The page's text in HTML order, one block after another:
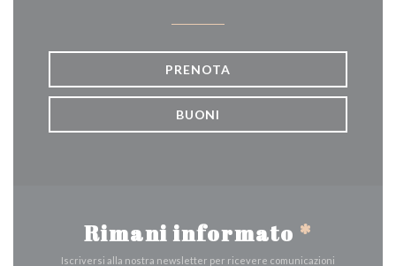
PRENOTA
BUONI
Rimani informato *
Iscriversi alla nostra newsletter per ricevere comunicazioni